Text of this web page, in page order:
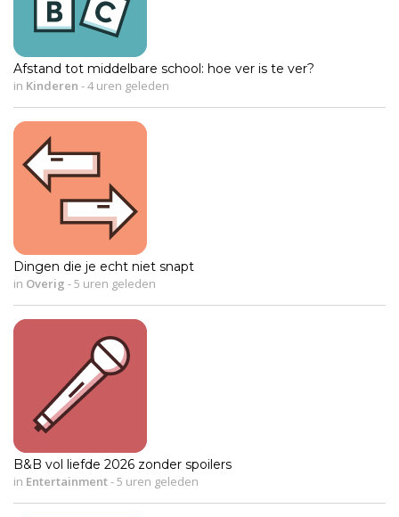
Afstand tot middelbare school: hoe ver is te ver?
in Kinderen -4 uren geleden
Dingen die je echt niet snapt
in Overig -5 uren geleden
B&B vol liefde 2026 zonder spoilers
in Entertainment-5 uren geleden